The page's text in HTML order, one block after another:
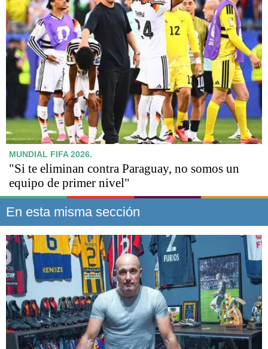
MUNDIAL FIFA 2026.
"Si te eliminan contra Paraguay, no somos un
equipo de primer nivel"
En esta misma sección